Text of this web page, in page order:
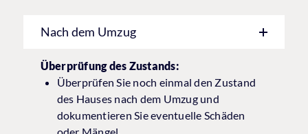
Nach dem Umzug
Überprüfung des Zustands:
Überprüfen Sie noch einmal den Zustand
des Hauses nach dem Umzug und
dokumentieren Sie eventuelle Schäden
oder Mängel.